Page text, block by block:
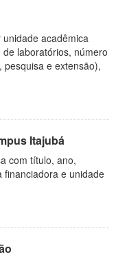
acadêmica
laboratórios, número
e extensão),
Itajubá
com título, ano,
financiadora e unidade